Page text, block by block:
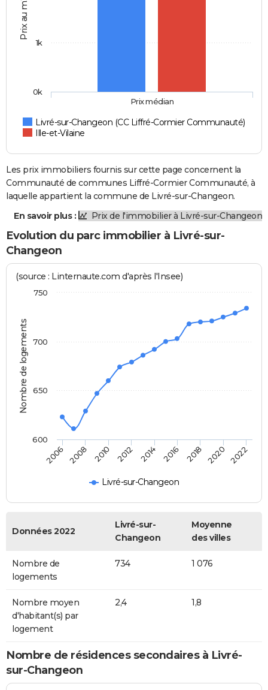
Prix au m2
Livré-sur-Changeon (CC Liffré-Cormier Communauté)
Ille-et-Vilaine
Prix médian
0k
1k
Les prix immobiliers fournis sur cette page concernent la
Communauté de communes Liffré-Cormier Communauté, à
laquelle appartient la commune de Livré-sur-Changeon.
En savoir plus :
Prix de l'immobilier à Livré-sur-Changeon
Evolution du parc immobilier à Livré-sur-
Changeon
Nombre de logements
(source : Linternaute.com d'après l'Insee)
Livré-sur-Changeon
2006 2008 2010 2012 2014 2016 2018 2020 2022
600
650
700
750
Données 2022
Livré-sur-
Changeon
Moyenne
des villes
Nombre de
logements
734 1 076
Nombre moyen
d'habitant(s) par
logement
2,4 1,8
Nombre de résidences secondaires à Livré-
sur-Changeon